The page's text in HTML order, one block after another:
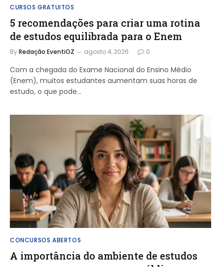
CURSOS GRATUITOS
5 recomendações para criar uma rotina
de estudos equilibrada para o Enem
ByRedação EventiOZ agosto 4, 2026 0
Com a chegada do Exame Nacional do Ensino Médio
(Enem), muitos estudantes aumentam suas horas de
estudo, o que pode…
CONCURSOS ABERTOS
A importância do ambiente de estudos